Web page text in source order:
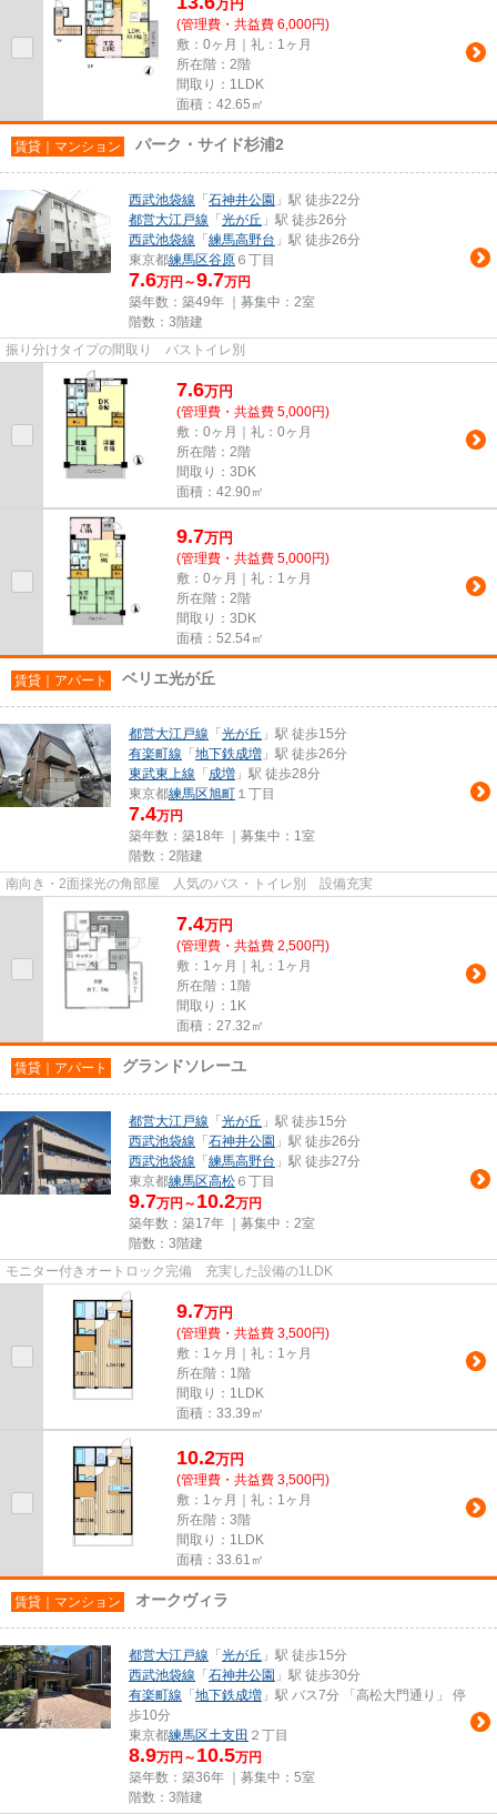
万 円
(管理費・共益費 6,000円)
敷：0ヶ月｜礼：1ヶ月
所在階：2階
間取り：1LDK
面積：42.65㎡
賃貸｜マンション パーク・サイド杉浦2
西武池袋線 「 石神井公園 」駅 徒歩22分
都営大江戸線 「 光が丘 」駅 徒歩26分
西武池袋線 「 練馬高野台 」駅 徒歩26分
東京都練馬区谷原 ６丁目
7.6万円～9.7万円
築年数：築49年 ｜募集中： 2室
階数：3階建
振り分けタイプの間取り バストイレ別
7.6万円
(管理費・共益費 5,000円)
敷：0ヶ月｜礼：0ヶ月
所在階：2階
間取り：3DK
面積：42.90㎡
9.7万円
(管理費・共益費 5,000円)
敷：0ヶ月｜礼：1ヶ月
所在階：2階
間取り：3DK
面積：52.54㎡
賃貸｜アパート ベリエ光が丘
都営大江戸線 「 光が丘 」駅 徒歩15分
有楽町線 「 地下鉄成増 」駅 徒歩26分
東武東上線 「 成増 」駅 徒歩28分
東京都練馬区旭町 １丁目
7.4万円
築年数：築18年 ｜募集中： 1室
階数：2階建
南向き・2面採光の角部屋 人気のバス・トイレ別 設備充実
7.4万円
(管理費・共益費 2,500円)
敷：1ヶ月｜礼：1ヶ月
所在階：1階
間取り：1K
面積：27.32㎡
賃貸｜アパート グランドソレーユ
都営大江戸線 「 光が丘 」駅 徒歩15分
西武池袋線 「 石神井公園 」駅 徒歩26分
西武池袋線 「 練馬高野台 」駅 徒歩27分
東京都練馬区高松 ６丁目
9.7万円～ 10.2万円
築年数：築17年 ｜募集中： 2室
階数：3階建
モニター付きオートロック完備 充実した設備の1LDK
9.7万円
(管理費・共益費 3,500円)
敷：1ヶ月｜礼：1ヶ月
所在階：1階
間取り：1LDK
面積：33.39㎡
10.2万円
(管理費・共益費 3,500円)
敷：1ヶ月｜礼：1ヶ月
所在階：3階
間取り：1LDK
面積：33.61㎡
賃貸｜マンション オークヴィラ
都営大江戸線 「 光が丘 」駅 徒歩15分
西武池袋線 「 石神井公園 」駅 徒歩30分
有楽町線 「 地下鉄成増 」駅 バス7分 「高松大門通り」 停
歩10分
東京都練馬区土支田 ２丁目
8.9万円～ 10.5万円
築年数：築36年 ｜募集中： 5室
階数：3階建